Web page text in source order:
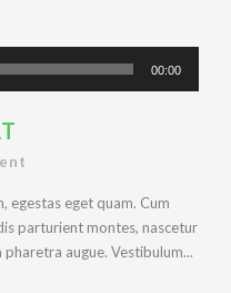
00:00
egestas eget quam. Cum
parturient montes, nascetur
augue. Vestibulum...